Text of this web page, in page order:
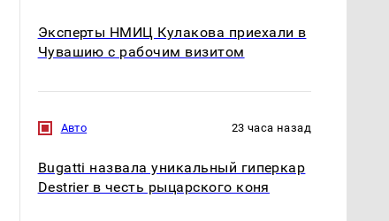
президентов США и
России: Европа?
были украдены 18
Эксперты НМИЦ Кулакова приехали в
Чувашию с рабочим визитом
Авто 23 часа назад
Bugatti назвала уникальный гиперкар
Destrier в честь рыцарского коня